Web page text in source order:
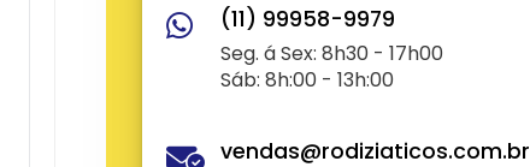
(11) 99958-9979
Seg. á Sex: 8h30 - 17h00
Sáb: 8h:00 - 13h:00
vendas@rodiziaticos.com.br